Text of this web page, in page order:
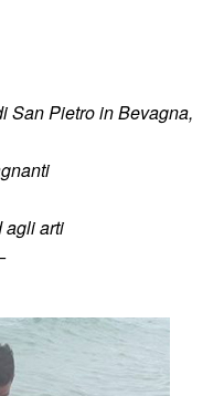
San Pietro in Bevagna,
agli arti